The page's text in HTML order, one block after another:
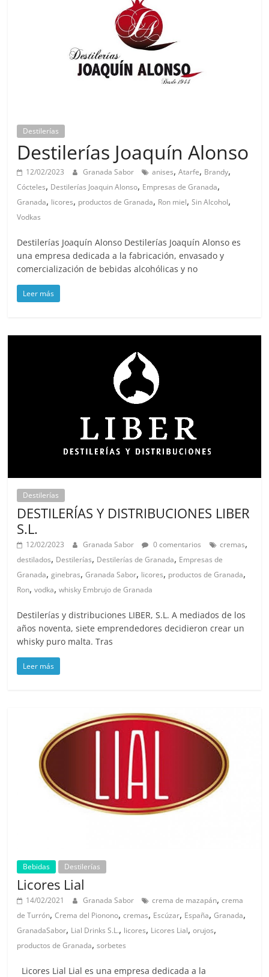
Destilerías
Destilerías Joaquín Alonso
12/02/2023 Granada Sabor anises,Atarfe, Brandy,
Cócteles, Destilerías Joaquin Alonso, Empresas de Granada,
Granada, licores, productos de Granada, Ron miel,Sin Alcohol,
Vodkas
Destilerías Joaquín Alonso Destilerías Joaquín Alonso es
una empresa dedicada a la fabricación, envasado y
comercialización de bebidas alcohólicas y no
Leer más
Destilerías
DESTILERÍAS Y DISTRIBUCIONES LIBER
S.L.
12/02/2023 Granada Sabor 0 comentarios cremas,
destilados, Destilerías, Destilerías de Granada, Empresas de
Granada,ginebras,Granada Sabor, licores, productos de Granada,
Ron,vodka,whisky Embrujo de Granada
Destilerías y distribuciones LIBER, S.L. A mediados de los
años noventa, siete emprendedores decidieron crear un
whisky puro malta. Tras
Leer más
Bebidas Destilerías
Licores Lial
14/02/2021 Granada Sabor crema de mazapán,crema
de Turrón,Crema del Pionono,cremas, Escúzar, España,Granada,
GranadaSabor, Lial Drinks S.L., licores, Licores Lial,orujos,
productos de Granada,sorbetes
Licores Lial Lial es una empresa dedicada a la